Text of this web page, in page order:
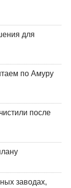
для
по Амуру
после
заводах,